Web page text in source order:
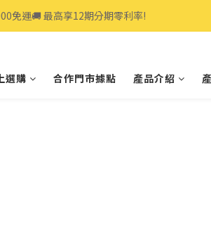
免運🚚 最高享12期分期零利率!
免運🚚 最高享12期分期零利率!
免運🚚 最高享12期分期零利率!
選購 合作門市據點 產品介紹